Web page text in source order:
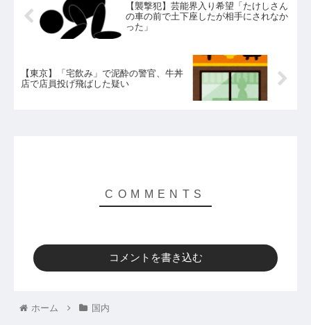
【襲撃犯】芸能界入り希望「たけしさん
の車の前で土下座したが相手にされなか
った」
【東京】「宅飲み」で泥酔の警官、牛丼
店で店員投げ飛ばした疑い
コメントを書き込む
ホーム 国内